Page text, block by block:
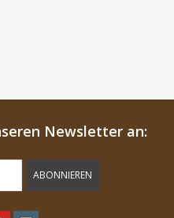
Newsletter an:
ABONNIEREN